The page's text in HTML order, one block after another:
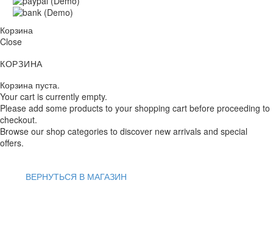
Корзина
Close
КОРЗИНА
Корзина пуста.
Your cart is currently empty.
Please add some products to your shopping cart before proceeding to
checkout.
Browse our shop categories to discover new arrivals and special
offers.
ВЕРНУТЬСЯ В МАГАЗИН